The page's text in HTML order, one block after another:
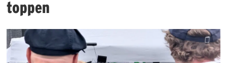
toppen